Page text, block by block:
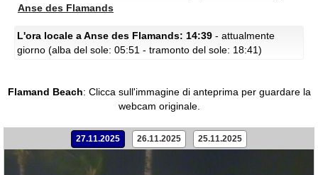
Anse des Flamands
L'ora locale a Anse des Flamands: 14:39 - attualmente
giorno (alba del sole: 05:51 - tramonto del sole: 18:41)
Flamand Beach: Clicca sull'immagine di anteprima per guardare la
webcam originale.
27.11.2025 26.11.2025 25.11.2025